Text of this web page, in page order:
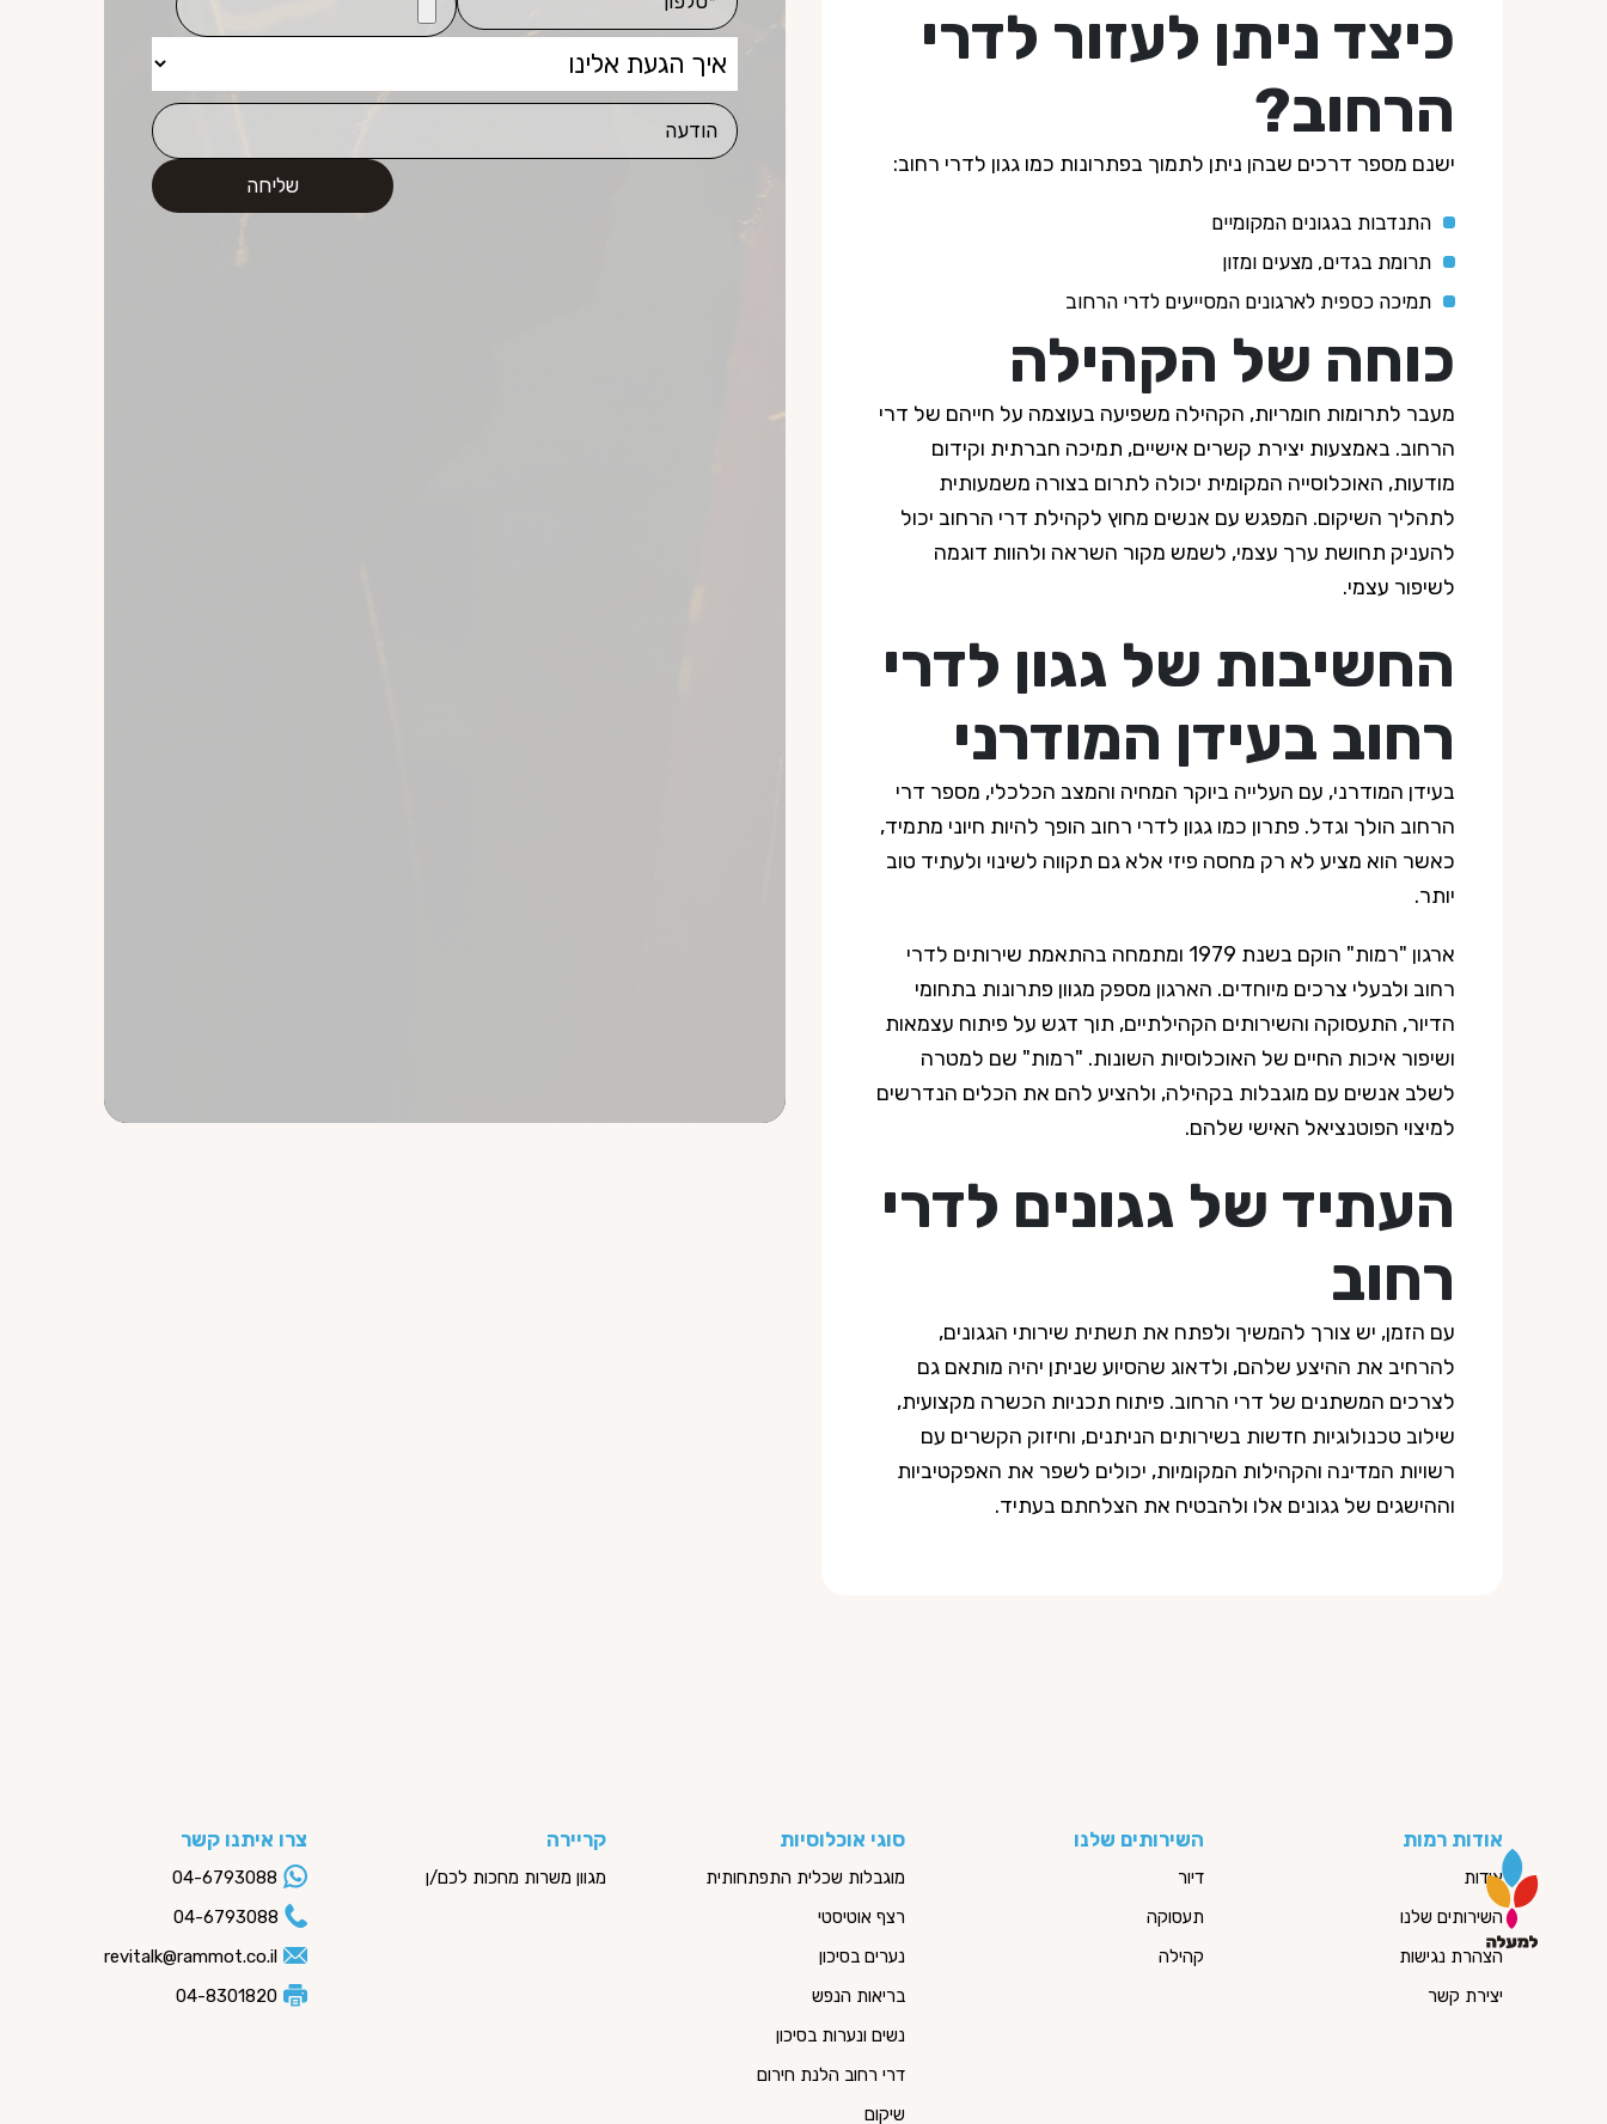
כיצד ניתן לעזור לדרי
הרחוב?
ישנם מספר דרכים שבהן ניתן לתמוך בפתרונות כמו גגון לדרי רחוב:
התנדבות בגגונים המקומיים
תרומת בגדים, מצעים ומזון
תמיכה כספית לארגונים המסייעים לדרי הרחוב
כוחה של הקהילה
מעבר לתרומות חומריות, הקהילה משפיעה בעוצמה על חייהם של דרי
הרחוב. באמצעות יצירת קשרים אישיים, תמיכה חברתית וקידום
מודעות, האוכלוסייה המקומית יכולה לתרום בצורה משמעותית
לתהליך השיקום. המפגש עם אנשים מחוץ לקהילת דרי הרחוב יכול
להעניק תחושת ערך עצמי, לשמש מקור השראה ולהוות דוגמה
לשיפור עצמי.
החשיבות של גגון לדרי
רחוב בעידן המודרני
בעידן המודרני, עם העלייה ביוקר המחיה והמצב הכלכלי, מספר דרי
הרחוב הולך וגדל. פתרון כמו גגון לדרי רחוב הופך להיות חיוני מתמיד,
כאשר הוא מציע לא רק מחסה פיזי אלא גם תקווה לשינוי ולעתיד טוב
יותר.
ארגון "רמות" הוקם בשנת 1979 ומתמחה בהתאמת שירותים לדרי
רחוב ולבעלי צרכים מיוחדים. הארגון מספק מגוון פתרונות בתחומי
הדיור, התעסוקה והשירותים הקהילתיים, תוך דגש על פיתוח עצמאות
ושיפור איכות החיים של האוכלוסיות השונות. "רמות" שם למטרה
לשלב אנשים עם מוגבלות בקהילה, ולהציע להם את הכלים הנדרשים
למיצוי הפוטנציאל האישי שלהם.
העתיד של גגונים לדרי
רחוב
עם הזמן, יש צורך להמשיך ולפתח את תשתית שירותי הגגונים,
להרחיב את ההיצע שלהם, ולדאוג שהסיוע שניתן יהיה מותאם גם
לצרכים המשתנים של דרי הרחוב. פיתוח תכניות הכשרה מקצועית,
שילוב טכנולוגיות חדשות בשירותים הניתנים, וחיזוק הקשרים עם
רשויות המדינה והקהילות המקומיות, יכולים לשפר את האפקטיביות
וההישגים של גגונים אלו ולהבטיח את הצלחתם בעתיד.
אודות רמות
אודות
השירותים שלנו
הצהרת נגישות
יצירת קשר
השירותים שלנו
דיור
תעסוקה
קהילה
סוגי אוכלוסיות
מוגבלות שכלית התפתחותית
רצף אוטיסטי
נערים בסיכון
בריאות הנפש
נשים ונערות בסיכון
דרי רחוב הלנת חירום
שיקום
קריירה
מגוון משרות מחכות לכם/ן
צרו איתנו קשר
04-6793088
04-6793088
revitalk@rammot.co.il
04-8301820